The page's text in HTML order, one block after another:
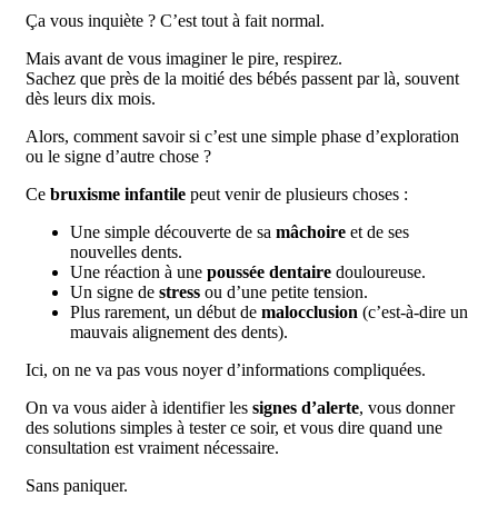
Ça vous inquiète ? C’est tout à fait normal.
Mais avant de vous imaginer le pire, respirez.
Sachez que près de la moitié des bébés passent par là, souvent
dès leurs dix mois.
Alors, comment savoir si c’est une simple phase d’exploration
ou le signe d’autre chose ?
Ce bruxisme infantile peut venir de plusieurs choses :
Une simple découverte de sa mâchoire et de ses
nouvelles dents.
Une réaction à une poussée dentaire douloureuse.
Un signe de stress ou d’une petite tension.
Plus rarement, un début de malocclusion (c’est-à-dire un
mauvais alignement des dents).
Ici, on ne va pas vous noyer d’informations compliquées.
On va vous aider à identifier les signes d’alerte, vous donner
des solutions simples à tester ce soir, et vous dire quand une
consultation est vraiment nécessaire.
Sans paniquer.